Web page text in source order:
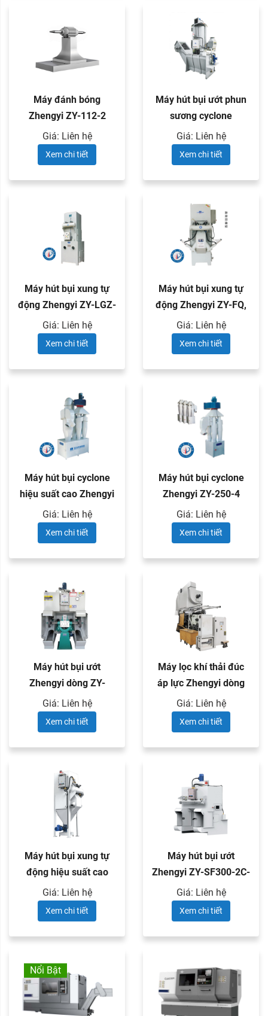
Máy đánh bóng
Zhengyi ZY-112-2
Giá: Liên hệ
Xem chi tiết
Máy hút bụi ướt phun
sương cyclone
Zhengyi ...
Giá: Liên hệ
Xem chi tiết
Máy hút bụi xung tự
động Zhengyi ZY-LGZ-
PS-1
Giá: Liên hệ
Xem chi tiết
Máy hút bụi xung tự
động Zhengyi ZY-FQ,
ZY-FC ...
Giá: Liên hệ
Xem chi tiết
Máy hút bụi cyclone
hiệu suất cao Zhengyi
ZY-250-5
Giá: Liên hệ
Xem chi tiết
Máy hút bụi cyclone
Zhengyi ZY-250-4
Giá: Liên hệ
Xem chi tiết
Máy hút bụi ướt
Zhengyi dòng ZY-
SF300
Giá: Liên hệ
Xem chi tiết
Máy lọc khí thải đúc
áp lực Zhengyi dòng
ZY-JH
Giá: Liên hệ
Xem chi tiết
Máy hút bụi xung tự
động hiệu suất cao
Zhengyi ...
Giá: Liên hệ
Xem chi tiết
Máy hút bụi ướt
Zhengyi ZY-SF300-2C-
1
Giá: Liên hệ
Xem chi tiết
Nổi Bật